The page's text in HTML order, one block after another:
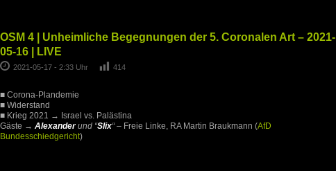
OSM 4 | Unheimliche Begegnungen der 5. Coronalen Art – 2021-
05-16 | LIVE
2021-05-17 - 2:33 Uhr 414
■ Corona-Plandemie
■ Widerstand
■ Krieg 2021 → Israel vs. Palästina
Gäste → Alexanderund “Slix“– Freie Linke, RA Martin Braukmann (AfD
Bundesschiedgericht)